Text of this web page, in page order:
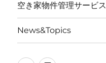
空き家物件管理サービス
News&Topics